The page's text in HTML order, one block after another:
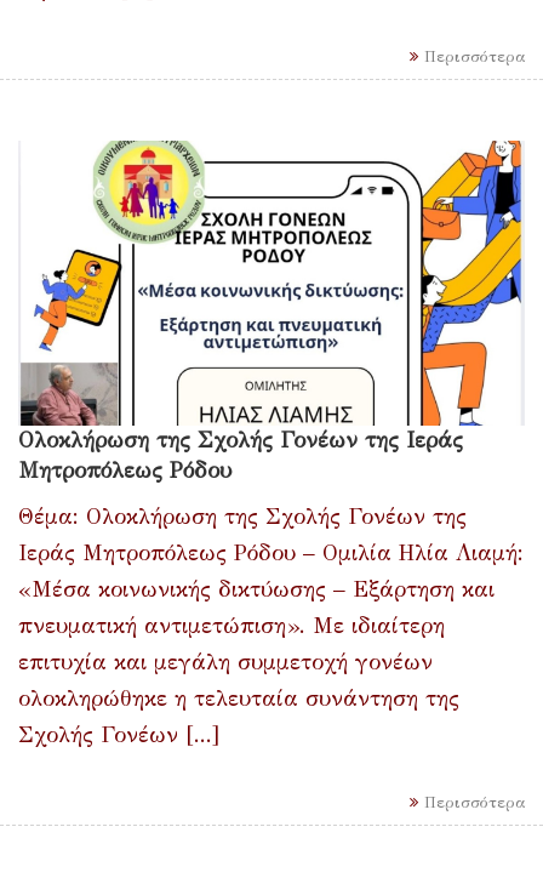
Περισσότερα
Ολοκλήρωση της Σχολής Γονέων της Ιεράς
Μητροπόλεως Ρόδου
Θέμα: Ολοκλήρωση της Σχολής Γονέων της
Ιεράς Μητροπόλεως Ρόδου – Ομιλία Ηλία Λιαμή:
«Μέσα κοινωνικής δικτύωσης – Εξάρτηση και
πνευματική αντιμετώπιση». Με ιδιαίτερη
επιτυχία και μεγάλη συμμετοχή γονέων
ολοκληρώθηκε η τελευταία συνάντηση της
Σχολής Γονέων [...]
Περισσότερα